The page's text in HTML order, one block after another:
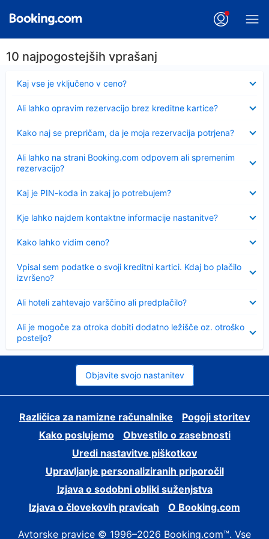
10 najpogostejših vprašanj
Kaj vse je vključeno v ceno?
Ali lahko opravim rezervacijo brez kreditne kartice?
Kako naj se prepričam, da je moja rezervacija potrjena?
Ali lahko na strani Booking.com odpovem ali spremenim
rezervacijo?
Kaj je PIN-koda in zakaj jo potrebujem?
Kje lahko najdem kontaktne informacije nastanitve?
Kako lahko vidim ceno?
Vpisal sem podatke o svoji kreditni kartici. Kdaj bo plačilo
izvršeno?
Ali hoteli zahtevajo varščino ali predplačilo?
Ali je mogoče za otroka dobiti dodatno ležišče oz. otroško
posteljo?
Objavite svojo nastanitev
Različica za namizne računalnike
Pogoji storitev
Kako poslujemo
Obvestilo o zasebnosti
Uredi nastavitve piškotkov
Upravljanje personaliziranih priporočil
Izjava o sodobni obliki suženjstva
Izjava o človekovih pravicah
O Booking.com
Avtorske pravice © 1996–2026 Booking.com™. Vse